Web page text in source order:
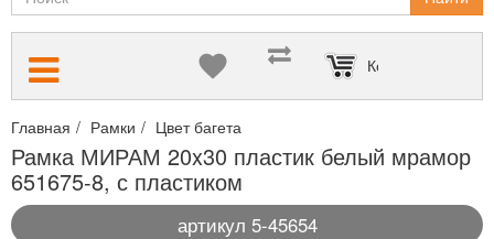
Корзина пуста
Главная Рамки Цвет багета
Рамка МИРАМ 20x30 пластик белый мрамор
651675-8, с пластиком
артикул 5-45654